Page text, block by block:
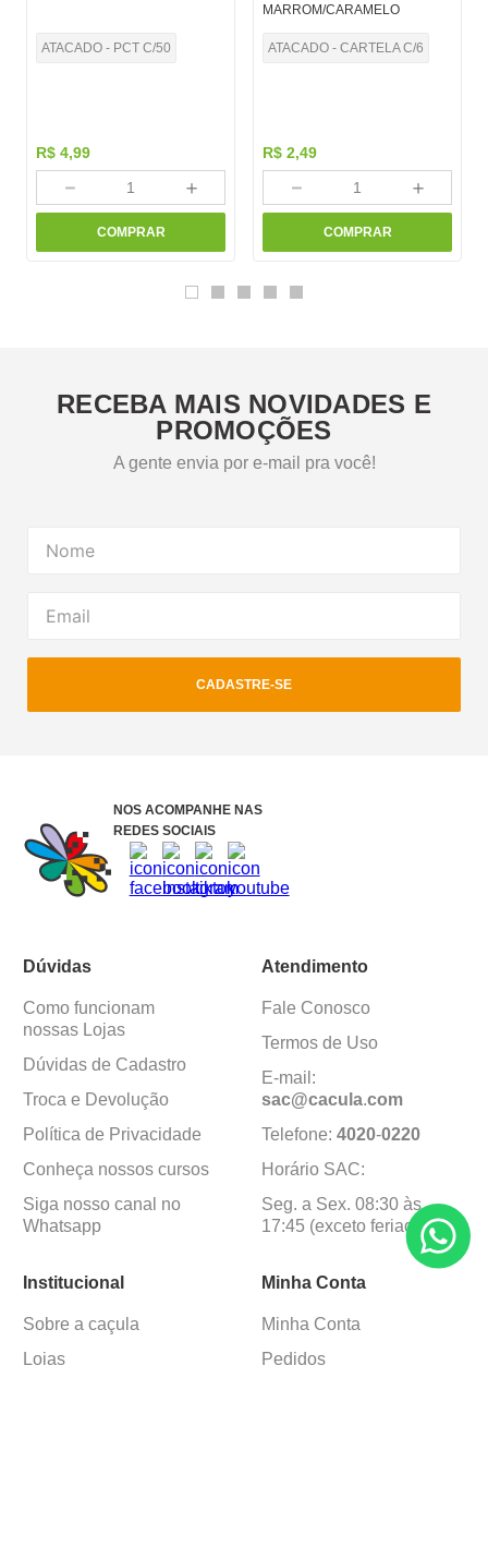
ATACADO - PCT C/50
R$ 4,99
＋
－
COMPRAR
MARROM/CARAMELO
ATACADO - CARTELA C/6
R$ 2,49
＋
－
COMPRAR
RECEBA MAIS NOVIDADES E
PROMOÇÕES
A gente envia por e-mail pra você!
CADASTRE-SE
NOS ACOMPANHE NAS
REDES SOCIAIS
Dúvidas
Como funcionam
nossas Lojas
Dúvidas de Cadastro
Troca e Devolução
Política de Privacidade
Conheça nossos cursos
Siga nosso canal no
Whatsapp
Atendimento
Fale Conosco
Termos de Uso
E-mail:
sac@cacula.com
Telefone: 4020-0220
Horário SAC:
Seg. a Sex. 08:30 às
17:45 (exceto feriados)
Institucional
Sobre a caçula
Lojas
Minha Conta
Minha Conta
Pedidos